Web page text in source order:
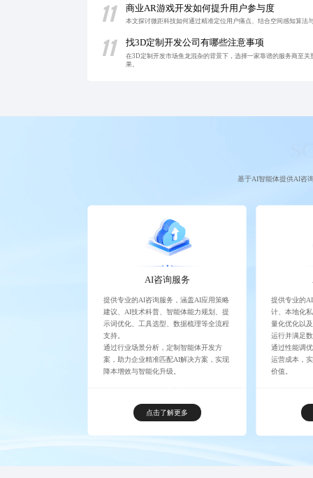
11 商业AR游戏开发如何提升用户参与度
本文探讨微距科技如何通过精准定位用户痛点、结合空间感知算
11 找3D定制开发公司有哪些注意事项
在3D定制开发市场鱼龙混杂的背景下，选择一家靠谱的服务商至
果。
基于AI智能体提供AI咨
AI咨询服务
提供专业的AI咨询服务，涵盖AI应用策略
建议、AI技术科普、智能体能力规划、提
示词优化、工具选型、数据梳理等全流程
支持。
通过行业场景分析，定制智能体开发方
案，助力企业精准匹配AI解决方案，实现
降本增效与智能化升级。
点击了解更多
提供专业的
计、本地化
量化优化以
运行并满足
通过性能调
运营成本，
价值。